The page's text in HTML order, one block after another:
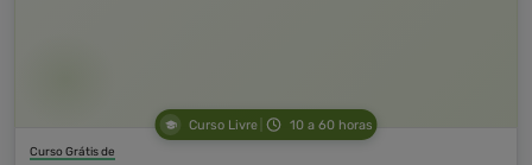
Curso Livre 10 a 60 horas
Curso Grátis de